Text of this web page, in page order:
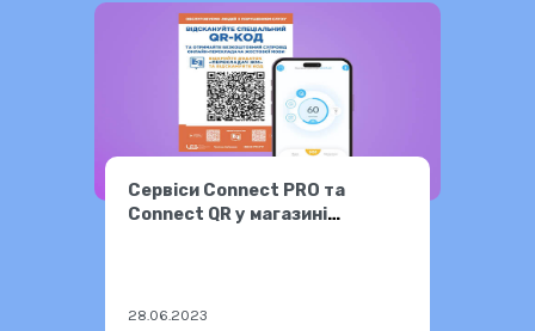
Cервіси Connect PRO та
Connect QR у магазині
28.06.2023